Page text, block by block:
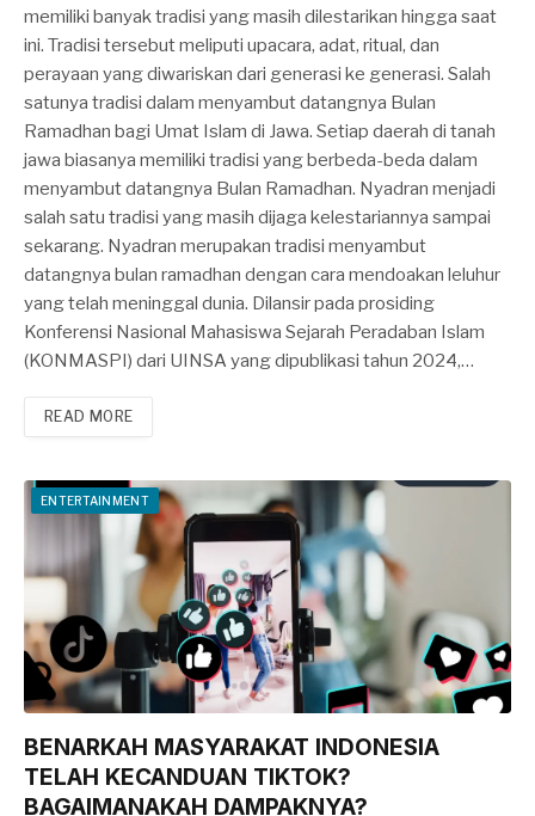
memiliki banyak tradisi yang masih dilestarikan hingga saat
ini. Tradisi tersebut meliputi upacara, adat, ritual, dan
perayaan yang diwariskan dari generasi ke generasi. Salah
satunya tradisi dalam menyambut datangnya Bulan
Ramadhan bagi Umat Islam di Jawa. Setiap daerah di tanah
jawa biasanya memiliki tradisi yang berbeda-beda dalam
menyambut datangnya Bulan Ramadhan. Nyadran menjadi
salah satu tradisi yang masih dijaga kelestariannya sampai
sekarang. Nyadran merupakan tradisi menyambut
datangnya bulan ramadhan dengan cara mendoakan leluhur
yang telah meninggal dunia. Dilansir pada prosiding
Konferensi Nasional Mahasiswa Sejarah Peradaban Islam
(KONMASPI) dari UINSA yang dipublikasi tahun 2024,…
READ MORE
ENTERTAINMENT
BENARKAH MASYARAKAT INDONESIA
TELAH KECANDUAN TIKTOK?
BAGAIMANAKAH DAMPAKNYA?